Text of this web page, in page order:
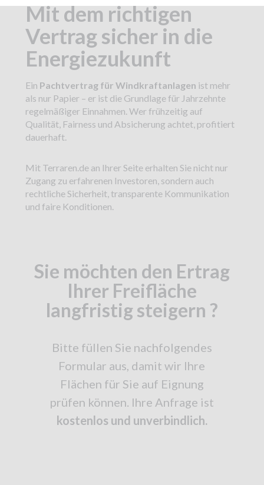
Mit dem richtigen
Vertrag sicher in die
Energiezukunft
Ein Pachtvertrag für Windkraftanlagen ist mehr
als nur Papier – er ist die Grundlage für Jahrzehnte
regelmäßiger Einnahmen. Wer frühzeitig auf
Qualität, Fairness und Absicherung achtet, profitiert
dauerhaft.
Mit Terraren.de an Ihrer Seite erhalten Sie nicht nur
Zugang zu erfahrenen Investoren, sondern auch
rechtliche Sicherheit, transparente Kommunikation
und faire Konditionen.
Sie möchten den Ertrag
Ihrer Freifläche
langfristig steigern ?
Bitte füllen Sie nachfolgendes
Formular aus, damit wir Ihre
Flächen für Sie auf Eignung
prüfen können. Ihre Anfrage ist
kostenlos und unverbindlich.